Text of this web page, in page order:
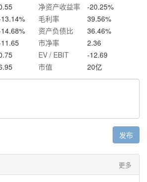
净资产收益率 -20.25%
% 毛利率 39.56%
% 资产负债比 36.46%
市净率
2.36
EV / EBIT
-12.69
市值 20亿
发布
更多